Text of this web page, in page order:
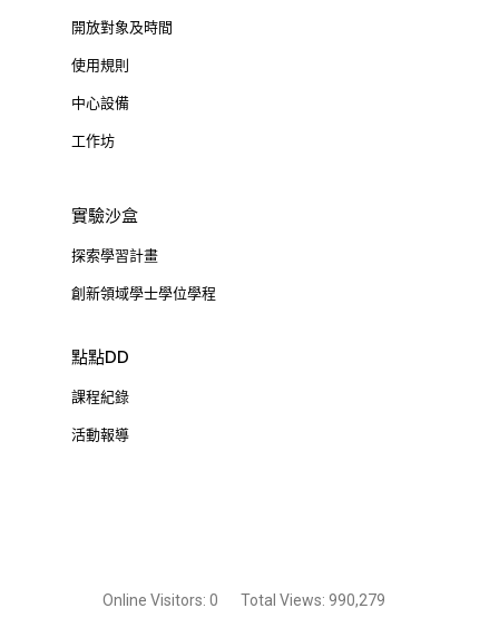
開放對象及時間
使用規則
中心設備
工作坊
實驗沙盒
探索學習計畫
創新領域學士學位學程
點點DD
課程紀錄
活動報導
Online Visitors: 0 Total Views: 990,279